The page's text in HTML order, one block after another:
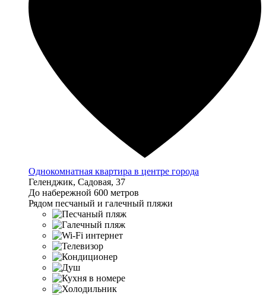
Однокомнатная квартира в центре города
Геленджик, Садовая, 37
До набережной 600 метров
Рядом песчаный и галечный пляжи